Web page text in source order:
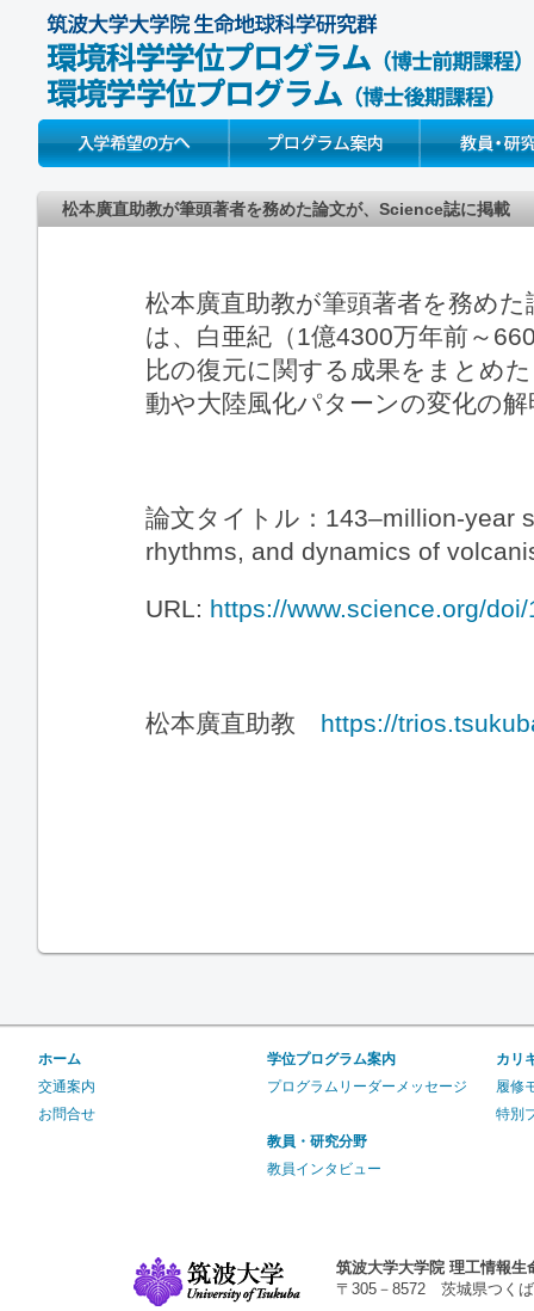
Prospective Students
松本廣直助教が筆頭著者を務めた論文が、Science誌に掲載
松本廣直助教が筆頭著者を務め
は、白亜紀（1億4300万年前～
比の復元に関する成果をまとめ
動や大陸風化パターンの変化の
論文タイトル：143–million-year
rhythms, and dynamics of
URL: https://www.science.org/
松本廣直助教 https://
ホーム
交通案内
お問合せ
学位プログラム案内
プログラムリーダーメッセージ
教員・研究分野
教員インタビュー
カリ
履修
特別
筑波大学大学院 理工情報
〒305－8572 茨城県つくば